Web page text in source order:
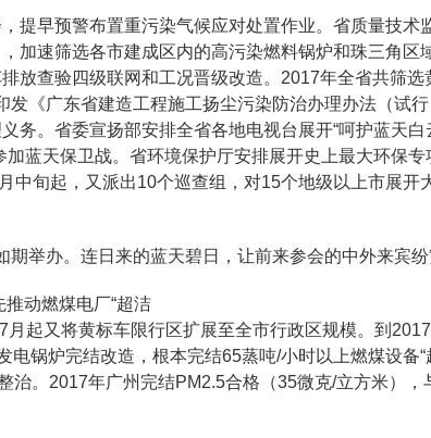
提早预警布置重污染气候应对处置作业。省质量技术
加速筛选各市建成区内的高污染燃料锅炉和珠三角区
放查验四级联网和工况晋级改造。2017年全省共筛选
《广东省建造工程施工扬尘污染防治办理办法（试
务。省委宣扬部安排全省各地电视台展开“呵护蓝天白
蓝天保卫战。省环境保护厅安排展开史上最大环保专
中旬起，又派出10个巡查组，对15个地级以上市展开
期举办。连日来的蓝天碧日，让前来参会的中外来宾
动燃煤电厂“超洁
起又将黄标车限行区扩展至全市行政区规模。到
锅炉完结改造，根本完结65蒸吨/小时以上燃煤设备“
治。2017年广州完结PM2.5合格（35微克/立方米），